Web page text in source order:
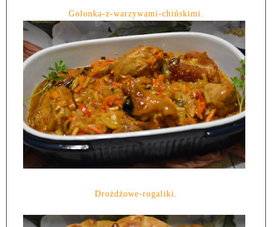
Golonka-z-warzywami-chińskimi.
Drożdżowe-rogaliki.